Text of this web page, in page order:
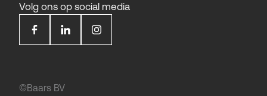
Volg ons op social media
©Baars BV